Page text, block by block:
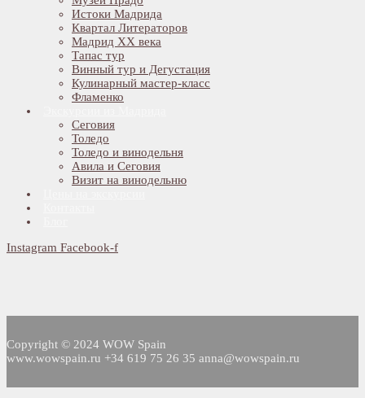
Истоки Мадрида
Квартал Литераторов
Мадрид XX века
Тапас тур
Винный тур и Дегустация
Кулинарный мастер-класс
Фламенко
Сеговия
Толедо
Толедо и винодельня
Авила и Сеговия
Визит на винодельню
Instagram Facebook-f
Copyright © 2024 WOW Spain
www.wowspain.ru +34 619 75 26 35 anna@wowspain.ru